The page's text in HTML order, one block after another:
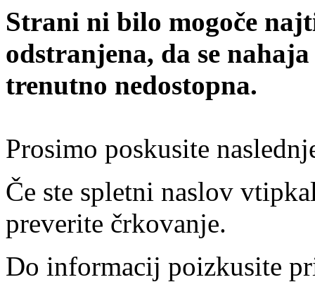
Strani ni bilo mogoče
odstranjena, da se
trenutno nedostopna.
Prosimo poskusite
Če ste spletni naslov
preverite črkovanje.
Do informacij poizkusite